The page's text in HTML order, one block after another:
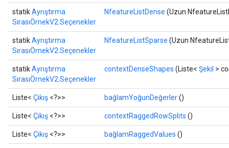
statikAyrıştırma
SırasıÖrnekV2.Seçenekler
NfeatureListDense (Uzun
statikAyrıştırma
SırasıÖrnekV2.Seçenekler
NfeatureListSparse (Uzun
statikAyrıştırma
SırasıÖrnekV2.Seçenekler
contextDenseShapes (Liste< Şekil >
Liste< Çıkış <?>> bağlamYoğunDeğerler()
Liste< Çıkış <?>> contextRaggedRowSplits ()
Liste< Çıkış <?>> bağlamRaggedValues ​​()